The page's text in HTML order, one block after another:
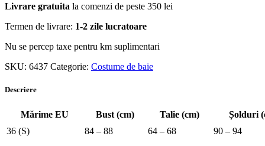
Livrare gratuita la comenzi de peste 350 lei
Termen de livrare: 1-2 zile lucratoare
Nu se percep taxe pentru km suplimentari
SKU: 6437 Categorie: Costume de baie
Descriere
Mărime EU Bust (cm) Talie (cm)
Șolduri
36 (S)
84 – 88 64 – 68 90 – 94